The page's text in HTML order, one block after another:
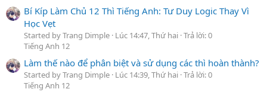
Bí Kíp Làm Chủ 12 Thì Tiếng Anh: Tư Duy Logic Thay Vì
Học Vẹt
Started by Trang Dimple Lúc 14:47, Thứ hai Trả lời: 0
Tiếng Anh 12
Làm thế nào để phân biệt và sử dụng các thì hoàn thành?
Started by Trang Dimple Lúc 14:39, Thứ hai Trả lời: 0
Tiếng Anh 12